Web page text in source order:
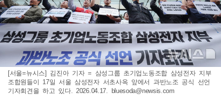
[서울=뉴시스] 김진아 기자 = 삼성그룹 초기업노동조합 삼성전자 지부
조합원들이 17일 서울 삼성전자 서초사옥 앞에서 과반노조 공식 선언
기자회견을 하고 있다. 2026.04.17.
bluesoda@newsis.com